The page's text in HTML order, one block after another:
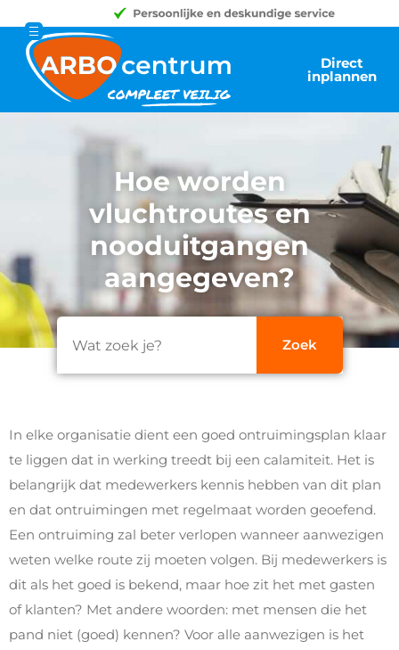
Direct
inplannen
Hoe worden
vluchtroutes en
nooduitgangen
aangegeven?
In elke organisatie dient een goed ontruimingsplan klaar
te liggen dat in werking treedt bij een calamiteit. Het is
belangrijk dat medewerkers kennis hebben van dit plan
en dat ontruimingen met regelmaat worden geoefend.
Een ontruiming zal beter verlopen wanneer aanwezigen
weten welke route zij moeten volgen. Bij medewerkers is
dit als het goed is bekend, maar hoe zit het met gasten
of klanten? Met andere woorden: met mensen die het
pand niet (goed) kennen? Voor alle aanwezigen is het